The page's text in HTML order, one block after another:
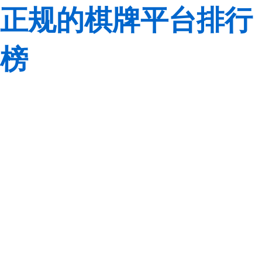
正规的棋牌平台排行
榜